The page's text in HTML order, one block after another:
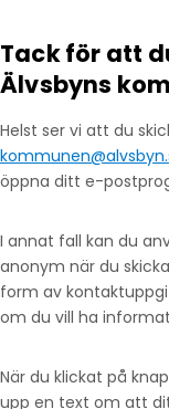
Tack för att
Älvsbyns
Helst ser vi att du
öppna ditt e-
I annat fall kan du
anonym när du
form av
om du vill ha
När du klickat på
upp en text om att